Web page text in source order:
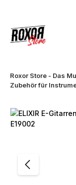
Roxor Store - Das
Zubehör für
Bildergalerie